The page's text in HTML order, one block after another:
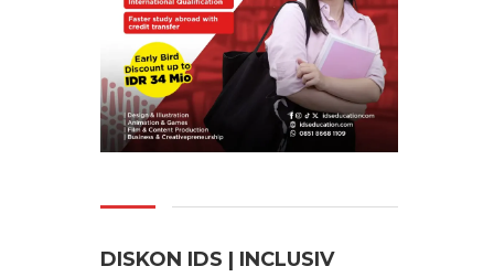
DISKON IDS | INCLUSIV